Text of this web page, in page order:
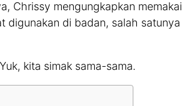
Chrissy mengungkapkan memakai
digunakan di badan, salah satunya
kita simak sama-sama.